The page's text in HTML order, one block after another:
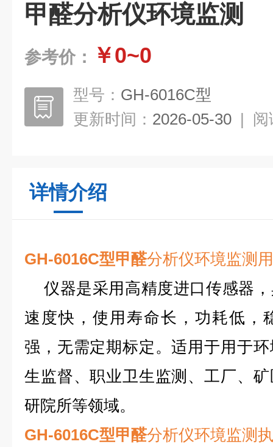
甲醛分析仪环境监测
参考价： ￥0~0
型号： GH-6016C型
更新时间： 2026-05-30 | 阅
详情介绍
GH-6016C型甲醛分析仪环境监测
仪器是采用高精度进口传感器
速度快，使用寿命长，功耗低，
强，无需定期标定。适用于用于
生监督、职业卫生监测、工厂、
研院所等领域。
GH-6016C型甲醛分析仪环境监测